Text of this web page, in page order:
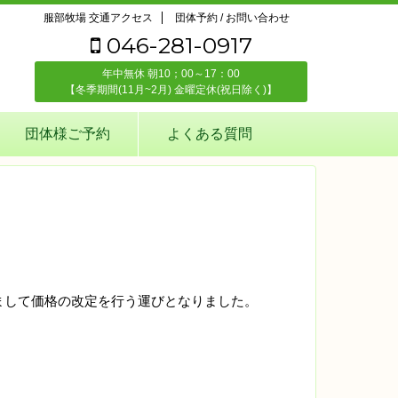
服部牧場 交通アクセス 団体予約 / お問い合わせ
046-281-0917
年中無休 朝10；00～17：00
【冬季期間(11月~2月) 金曜定休(祝日除く)】
団体様ご予約 よくある質問
て価格の改定を行う運びとなりました。